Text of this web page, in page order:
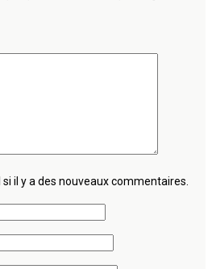
il y a des nouveaux commentaires.